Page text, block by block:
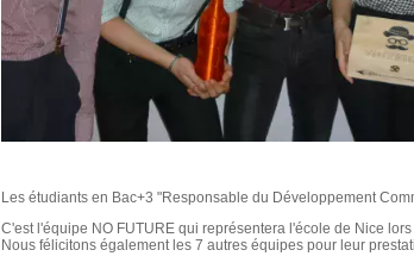
Les étudiants en Bac+3 "Responsable du Développement
C'est l'équipe NO FUTURE qui représentera l'école de Nice lors
Nous félicitons également les 7 autres équipes pour leur